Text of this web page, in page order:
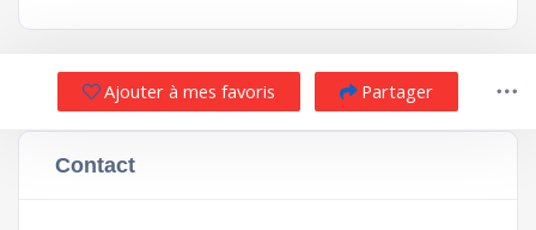
Ajouter à mes favoris Partager
Contact